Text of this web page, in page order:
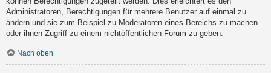
Administratoren, Berechtigungen für mehrere Benutzer auf einmal zu
ändern und sie zum Beispiel zu Moderatoren eines Bereichs zu machen
oder ihnen Zugriff zu einem nichtöffentlichen Forum zu geben.
Nach oben